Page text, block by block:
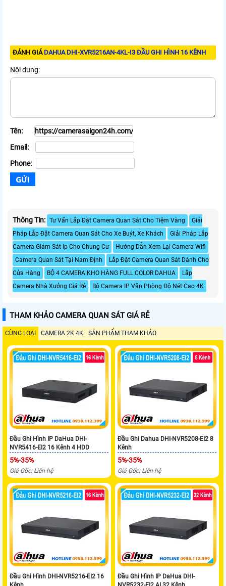
ĐÁNH GIÁ DAHUA DHI-XVR5216AN-4KL-I3 ĐẦU GHI HÌNH 16 KÊNH
Nội dung:
Tên:
Email:
Phone:
Thông Tin: Tư Vấn Lắp Đặt Camera Quan Sát Cho Tiệm Vàng
Giải
Pháp Lắp Đặt Camera Quan Sát Cho Xe Buýt, Xe Khách
Giải Pháp Lắp
Camera Giám Sát Ip Cho Chung Cư
Hướng Dẫn Xem Lại Camera Wifi
Camera Quan Sát Tại Nam Định
Lắp Đặt Camera Quan Sát Dành Cho
Cửa Hàng
BỘ 4 CAMERA KHO HÀNG FULL COLOR DAHUA
Lắp
Camera Nhà Xưởng Giá Rẻ
Bộ Camera IP Văn Phòng Độ Nét Cao 4K
THAM KHẢO CAMERA QUAN SÁT GIÁ RẺ
CÙNG LOẠI CAMERA 2K 4K SẢN PHẨM THAM KHẢO
Đầu Ghi Hình IP DaHua DHI-
NVR5416-EI2 16 Kênh 4 HDD
5%-35%
Giá Gốc: Liên hệ
Đầu Ghi Dahua DHI-NVR5208-EI2 8
Kênh
5%-35%
Giá Gốc: Liên hệ
Đầu Ghi Hình DHI-NVR5216-EI2 16
Đầu Ghi Hình IP DaHua DHI-